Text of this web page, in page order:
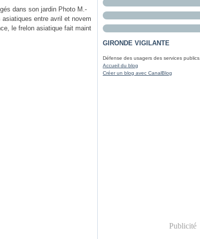
dans son jardin Photo M.-
entre avril et novem
le frelon asiatique fait maint
GIRONDE VIGILANTE
Défense des usagers des services publics.
Accueil du blog
Créer un blog avec CanalBlog
Publicité